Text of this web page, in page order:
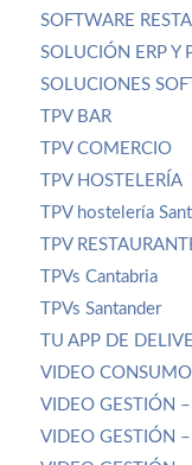
SOFTWARE
SOLUCIÓN ERP Y
SOLUCIONES
TPV BAR
TPV COMERCIO
TPV HOSTELERÍA
TPV hostelería
TPV
TPVs Cantabria
TPVs Santander
TU APP DE
VIDEO
VIDEO GESTIÓN
VIDEO GESTIÓN